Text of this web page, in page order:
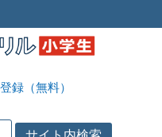
録（無料）